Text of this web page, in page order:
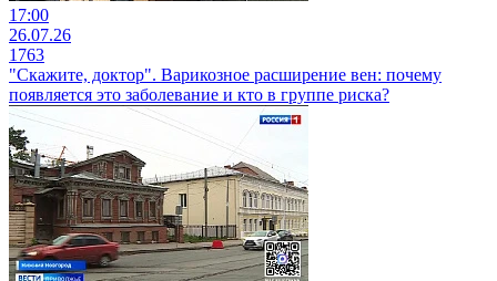
17:00
26.07.26
1763
"Скажите, доктор". Варикозное расширение вен: почему
появляется это заболевание и кто в группе риска?